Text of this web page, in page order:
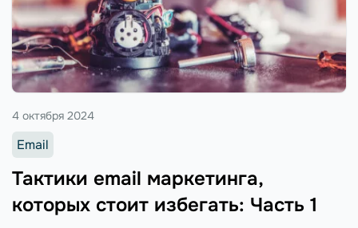
Тактики email маркетинга,
которых стоит избегать: Часть 1
4 октября 2024
Email